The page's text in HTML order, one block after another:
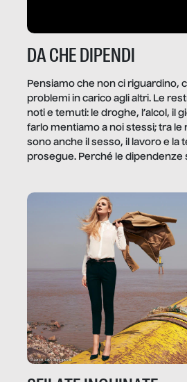
DA CHE DIPENDI
Pensiamo che non ci riguardino,
problemi in carico agli altri. Le
noti e temuti: le droghe, l’alcol, il
farlo mentiamo a noi stessi; tra le
sono anche il sesso, il lavoro e la
prosegue. Perché le dipendenze
trae un guadagno. In questo
quale e come.